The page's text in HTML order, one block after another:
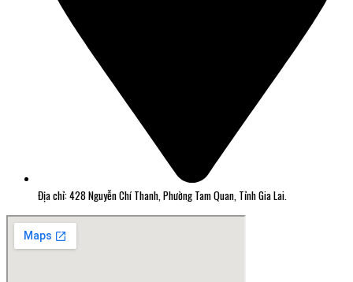
Địa chỉ: 428 Nguyễn Chí Thanh, Phường Tam Quan, Tỉnh Gia Lai.